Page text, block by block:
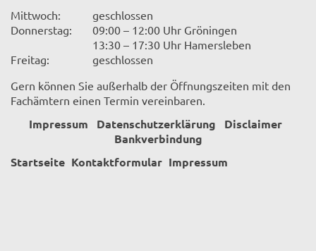
Mittwoch:
geschlossen
Donnerstag:
09:00 – 12:00 Uhr Gröningen
13:30 – 17:30 Uhr Hamersleben
Freitag:
geschlossen
Gern können Sie außerhalb der Öffnungszeiten mit den
Fachämtern einen Termin vereinbaren.
Impressum Datenschutzerklärung
Disclaimer
Bankverbindung
Startseite Kontaktformular Impressum